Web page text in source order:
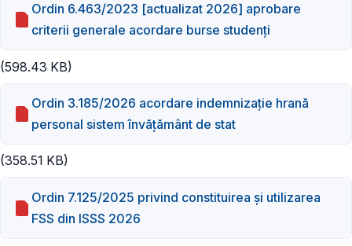
Ordin 6.463/2023 [actualizat 2026] aprobare
criterii generale acordare burse studenți
(598.43 KB)
Ordin 3.185/2026 acordare indemnizație hrană
personal sistem învățământ de stat
(358.51 KB)
Ordin 7.125/2025 privind constituirea și utilizarea
FSS din ISSS 2026